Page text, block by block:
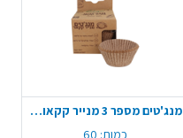
מנג'טים מספר 3 מנייר קקאו מתכלה 60 יח' - טבעי
כמות: 60